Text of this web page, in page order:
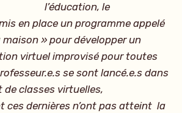
l’éducation, le
en place un programme appelé
maison » pour développer un
virtuel improvisé pour toutes
se sont lancé.e.s dans
de classes virtuelles,
ces dernières n’ont pas atteint la